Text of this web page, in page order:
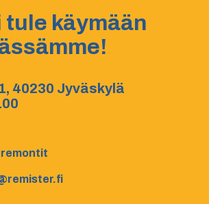
tule käymään
40230 Jyväskylä